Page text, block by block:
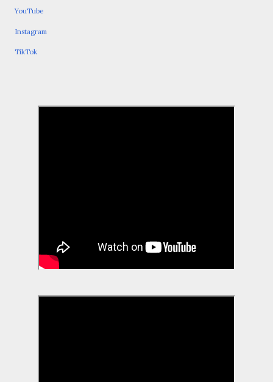
YouTube
Instagram
TikTok